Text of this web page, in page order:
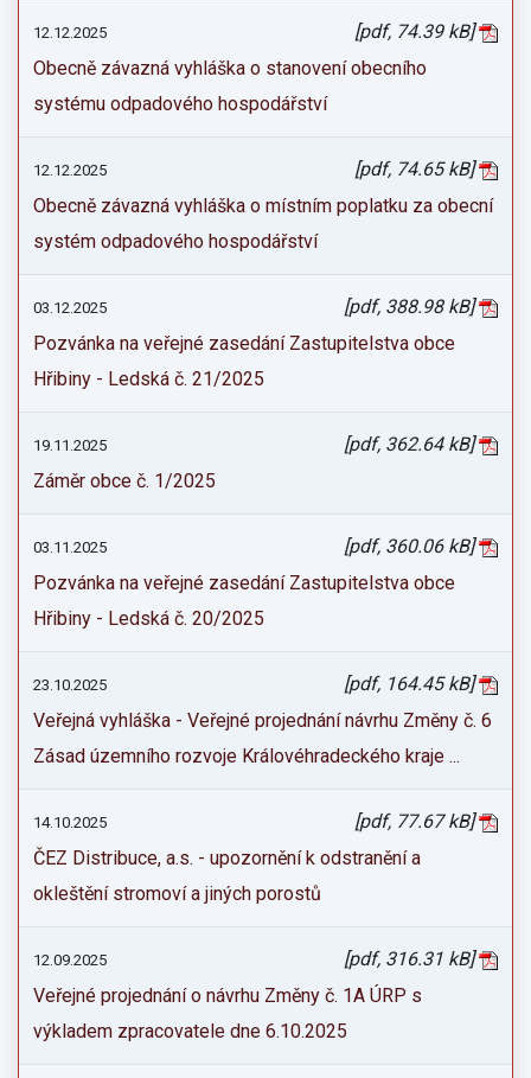
12.12.2025
[pdf, 74.39 kB]
Obecně závazná vyhláška o stanovení obecního
systému odpadového hospodářství
12.12.2025
[pdf, 74.65 kB]
Obecně závazná vyhláška o místním poplatku za obecní
systém odpadového hospodářství
03.12.2025
[pdf, 388.98 kB]
Pozvánka na veřejné zasedání Zastupitelstva obce
Hřibiny - Ledská č. 21/2025
19.11.2025
[pdf, 362.64 kB]
Záměr obce č. 1/2025
03.11.2025
[pdf, 360.06 kB]
Pozvánka na veřejné zasedání Zastupitelstva obce
Hřibiny - Ledská č. 20/2025
23.10.2025
[pdf, 164.45 kB]
Veřejná vyhláška - Veřejné projednání návrhu Změny č. 6
Zásad územního rozvoje Královéhradeckého kraje ...
14.10.2025
[pdf, 77.67 kB]
ČEZ Distribuce, a.s. - upozornění k odstranění a
okleštění stromoví a jiných porostů
12.09.2025
[pdf, 316.31 kB]
Veřejné projednání o návrhu Změny č. 1A ÚRP s
výkladem zpracovatele dne 6.10.2025